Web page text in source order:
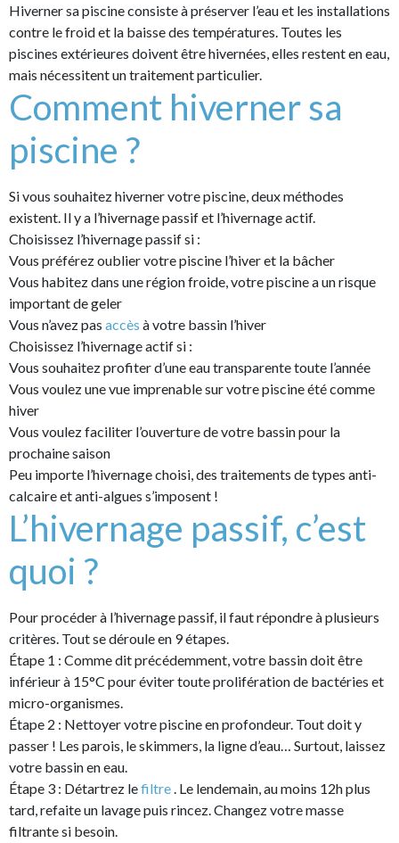
Hiverner sa piscine consiste à préserver l’eau et les installations
contre le froid et la baisse des températures. Toutes les
piscines extérieures doivent être hivernées, elles restent en eau,
mais nécessitent un traitement particulier.
Comment hiverner sa
piscine ?
Si vous souhaitez hiverner votre piscine, deux méthodes
existent. Il y a l’hivernage passif et l’hivernage actif.
Choisissez l’hivernage passif si :
Vous préférez oublier votre piscine l’hiver et la bâcher
Vous habitez dans une région froide, votre piscine a un risque
important de geler
Vous n’avez pas accès à votre bassin l’hiver
Choisissez l’hivernage actif si :
Vous souhaitez profiter d’une eau transparente toute l’année
Vous voulez une vue imprenable sur votre piscine été comme
hiver
Vous voulez faciliter l’ouverture de votre bassin pour la
prochaine saison
Peu importe l’hivernage choisi, des traitements de types anti-
calcaire et anti-algues s’imposent !
L’hivernage passif, c’est
quoi ?
Pour procéder à l’hivernage passif, il faut répondre à plusieurs
critères. Tout se déroule en 9 étapes.
Étape 1 : Comme dit précédemment, votre bassin doit être
inférieur à 15°C pour éviter toute prolifération de bactéries et
micro-organismes.
Étape 2 : Nettoyer votre piscine en profondeur. Tout doit y
passer ! Les parois, le skimmers, la ligne d’eau… Surtout, laissez
votre bassin en eau.
Étape 3 : Détartrez lefiltre. Le lendemain, au moins 12h plus
tard, refaite un lavage puis rincez. Changez votre masse
filtrante si besoin.